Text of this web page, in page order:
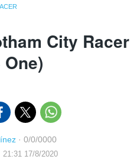
City Racer
One)
· 0/0/0000
17/8/2020